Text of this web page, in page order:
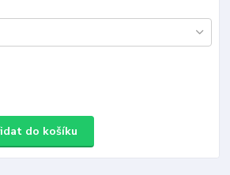
do košíku